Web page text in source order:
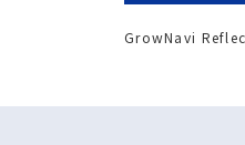
GrowNavi